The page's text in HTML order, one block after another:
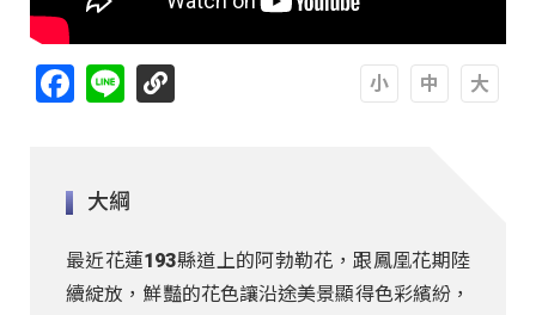
Facebook
Line
大綱
最近花蓮193縣道上的阿勃勒花，跟鳳凰花期陸
續綻放，鮮豔的花色讓沿途美景顯得色彩繽紛，